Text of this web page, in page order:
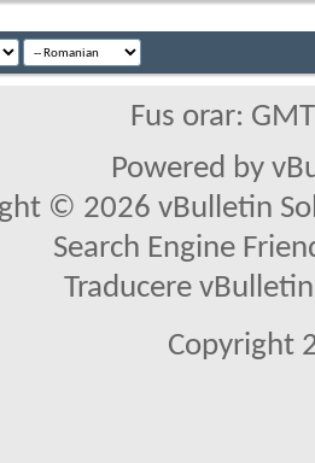
Fus orar:
Powered by
© 2026 vBulletin
Search Engine
Traducere
Copyright